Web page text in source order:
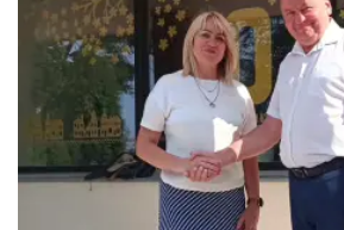
Taip pat, ilgesniuose
maršrutuose keleiviai vežami ir
„Volkswagen Crafter“
tuos pačius griežtus Euro 6
reikalavimus.